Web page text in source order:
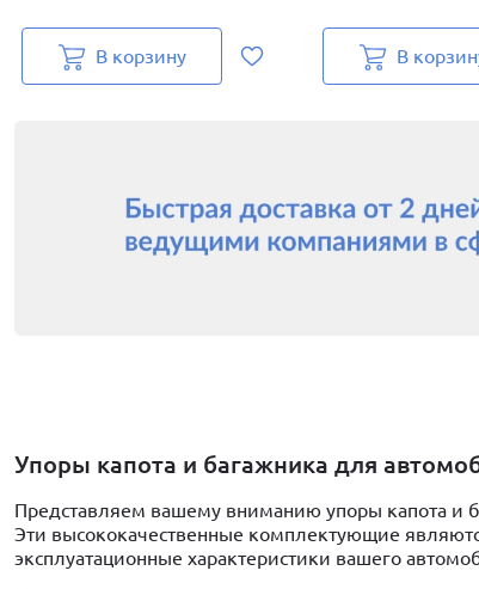
В корзину В
Упоры капота и багажника для
Представляем вашему вниманию упоры капота и
Эти высококачественные комплектующие
эксплуатационные характеристики вашего